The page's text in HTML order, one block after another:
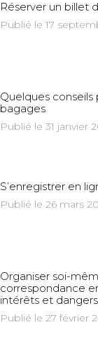
Réserver un billet
Publié le 17
Quelques conseils
bagages
Publié le 31 janvier
S’enregistrer en
Publié le 26 mars
Organiser soi-
correspondance
intérêts et dangers
Publié le 27 février